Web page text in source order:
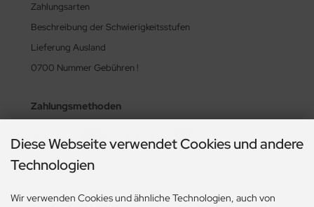
Zahlungsarten
Beschreibung der Schwierigkeitsstufen
Lieferung Ausland
0700 Nummer Gebühren !
Zahlungsmethoden
Diese Webseite verwendet Cookies und andere
Technologien
Wir verwenden Cookies und ähnliche Technologien, auch von